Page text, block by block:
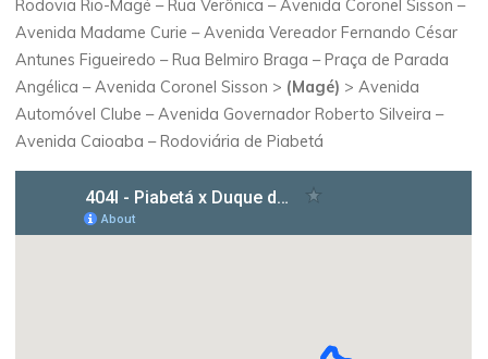
Rodovia Rio-Magé – Rua Verônica – Avenida Coronel Sisson –
Avenida Madame Curie – Avenida Vereador Fernando César
Antunes Figueiredo – Rua Belmiro Braga – Praça de Parada
Angélica – Avenida Coronel Sisson > (Magé) > Avenida
Automóvel Clube – Avenida Governador Roberto Silveira –
Avenida Caioaba – Rodoviária de Piabetá